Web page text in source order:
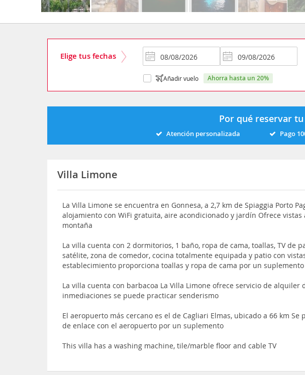
Elige tus fechas
Añadir vuelo ahorra hasta un 20%
Por qué reservar
Atención personalizada Pago
Villa Limone
La Villa Limone se encuentra en Gonnesa, a 2,7 km de Spiaggia Porto
alojamiento con WiFi gratuita, aire acondicionado y jardín Ofrece vistas
montaña
La villa cuenta con 2 dormitorios, 1 baño, ropa de cama, toallas, TV de
satélite, zona de comedor, cocina totalmente equipada y patio con
establecimiento proporciona toallas y ropa de cama por un suplemento
La villa cuenta con barbacoa La Villa Limone ofrece servicio de alquiler
inmediaciones se puede practicar senderismo
El aeropuerto más cercano es el de Cagliari Elmas, ubicado a 66 km Se
de enlace con el aeropuerto por un suplemento
This villa has a washing machine, tile/marble floor and cable TV